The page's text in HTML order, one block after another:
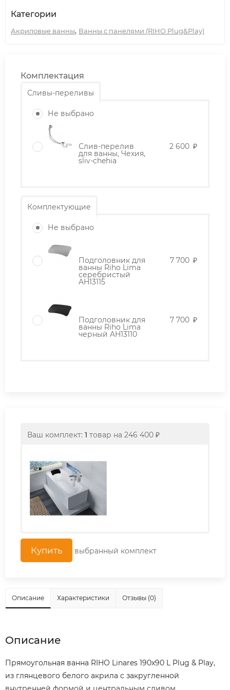
Категории
Акриловые ванны, Ванны с панелями (RIHO Plug&Play)
Комплектация
Сливы-переливы
Не выбрано
Слив-перелив
для ванны, Чехия,
sliv-chehia
2 600 ₽
Комплектующие
Не выбрано
Подголовник для
ванны Riho Lima
серебристый
AH13115
7 700 ₽
Подголовник для
ванны Riho Lima
черный AH13110
7 700 ₽
Ваш комплект: 1 товар на 246 400 ₽
выбранный комплект
Описание Характеристики Отзывы (0)
Описание
Прямоугольная​ ванна RIHO Linares 190x90 L Plug & Play,
из глянцевого белого акрила с закругленной